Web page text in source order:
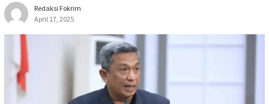
Redaksi Fokrim
April 17, 2025